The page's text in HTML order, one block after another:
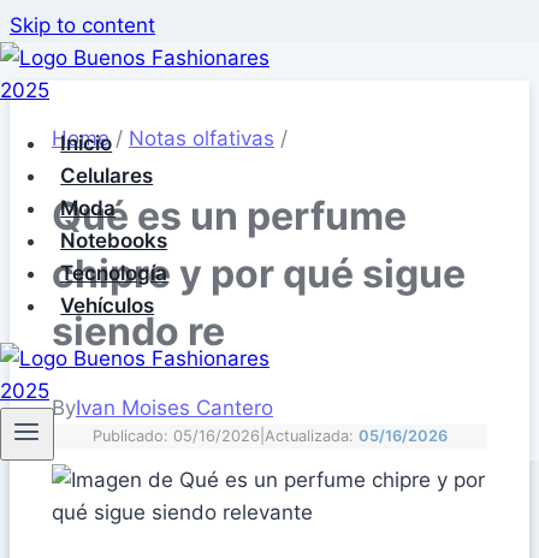
Skip to content
Inicio
Celulares
Moda
Notebooks
Tecnología
Vehículos
Home / Notas olfativas /
Qué es un perfume
chipre y por qué sigue
siendo re
ByIvan Moises Cantero
Publicado: 05/16/2026 Actualizada: 05/16/2026